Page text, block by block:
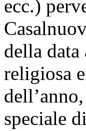
ecc.)
della
religiosa
speciale